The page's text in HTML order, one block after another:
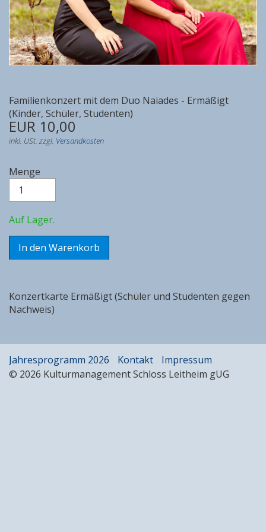
Familienkonzert mit dem Duo Naiades - Ermäßigt
(Kinder, Schüler, Studenten)
EUR 10,00
inkl. USt. zzgl. Versandkosten
Menge
Auf Lager.
Konzertkarte Ermäßigt (Schüler und Studenten gegen
Nachweis)
Jahresprogramm 2026 Kontakt
Impressum
© 2026 Kulturmanagement Schloss Leitheim gUG